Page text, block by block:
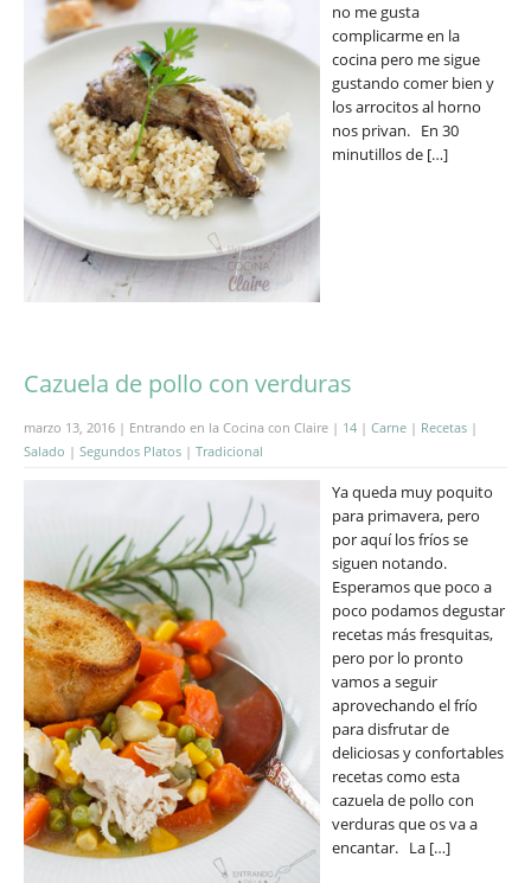
no me gusta
complicarme en la
cocina pero me sigue
gustando comer bien y
los arrocitos al horno
nos privan. En 30
minutillos de […]
Cazuela de pollo con verduras
marzo 13, 2016 | Entrando en la Cocina con Claire | 14 | Carne | Recetas |
Salado | Segundos Platos | Tradicional
Ya queda muy poquito
para primavera, pero
por aquí los fríos se
siguen notando.
Esperamos que poco a
poco podamos degustar
recetas más fresquitas,
pero por lo pronto
vamos a seguir
aprovechando el frío
para disfrutar de
deliciosas y confortables
recetas como esta
cazuela de pollo con
verduras que os va a
encantar. La […]